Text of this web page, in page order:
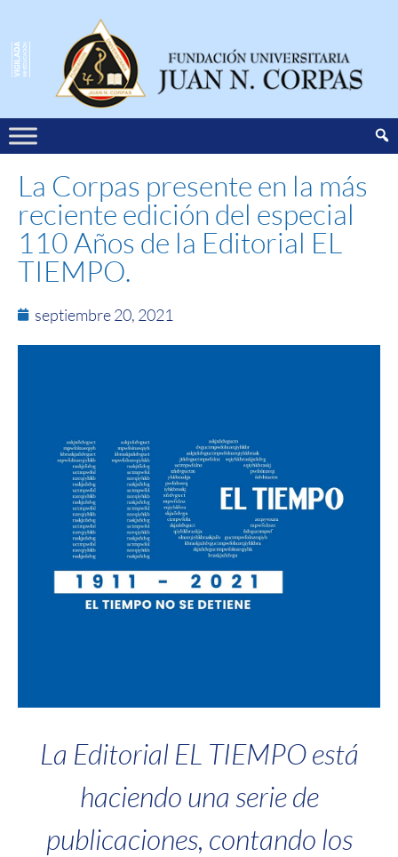
La Corpas presente en la más
reciente edición del especial
110 Años de la Editorial EL
TIEMPO.
septiembre 20, 2021
La Editorial EL TIEMPO está
haciendo una serie de
publicaciones, contando los